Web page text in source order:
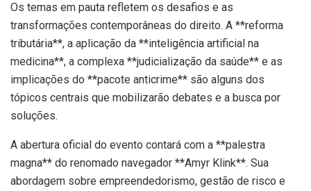
Os temas em pauta refletem os desafios e as
transformações contemporâneas do direito. A **reforma
tributária**, a aplicação da **inteligência artificial na
medicina**, a complexa **judicialização da saúde** e as
implicações do **pacote anticrime** são alguns dos
tópicos centrais que mobilizarão debates e a busca por
soluções.
A abertura oficial do evento contará com a **palestra
magna** do renomado navegador **Amyr Klink**. Sua
abordagem sobre empreendedorismo, gestão de risco e